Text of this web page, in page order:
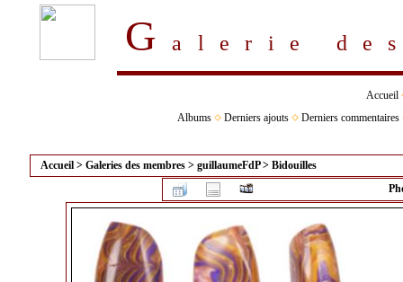
Galerie
Accueil
Albums
Derniers ajouts Derniers commentaires
Accueil > Galeries des membres > guillaumeFdP> Bidouilles